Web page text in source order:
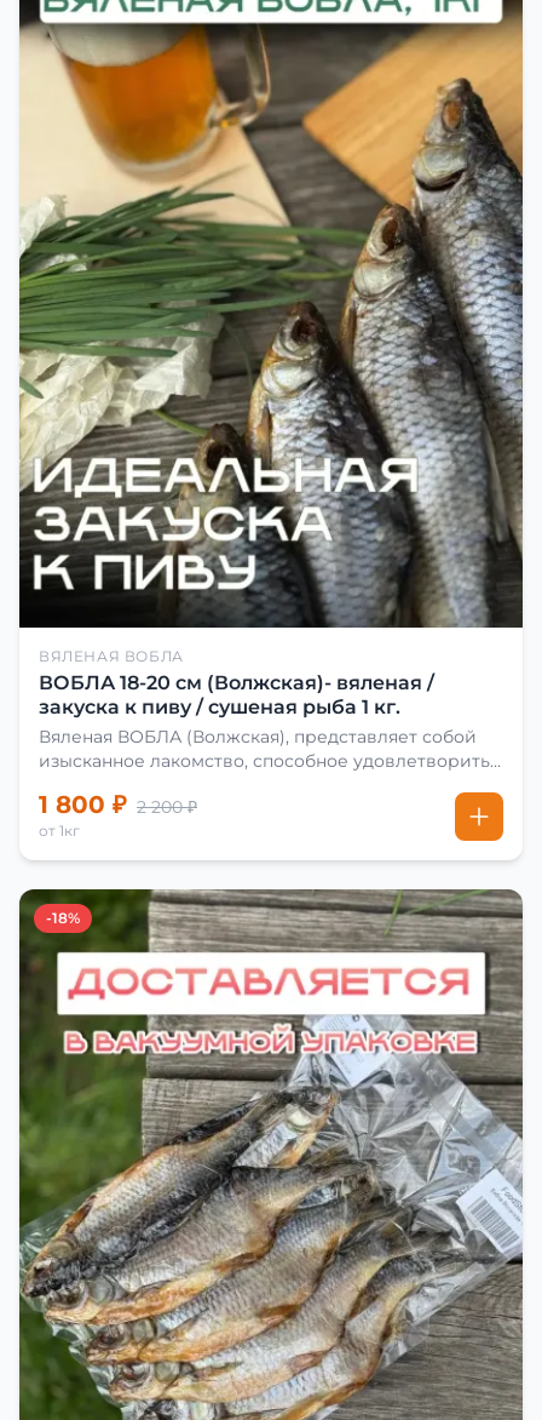
ВЯЛЕНАЯ ВОБЛА
ВОБЛА 18-20 см (Волжская)- вяленая /
закуска к пиву / сушеная рыба 1 кг.
Вяленая ВОБЛА (Волжская), представляет собой
изысканное лакомство, способное удовлетворить
сделать вяленую воблу, её сначала хорошо солят.
Для этого используют старые рецепты и
современные способы. Благодаря этому рыба
приготовлении вяленой воблы делают с учётом
времени года. Это помогает сохранить рыбу
свежей и качественной. Потом рыбу упаковывают
в специальный пакет, чтобы она не портилась и не
теряла влагу. Вяленая вобла — это не просто
вкусная еда, но и пример того, как можно сочетать
старые рецепты и современные технологии. Её
можно есть с напитками, и это будет очень вкусно.
1 800 ₽ 2 200 ₽
от 1кг
-18%